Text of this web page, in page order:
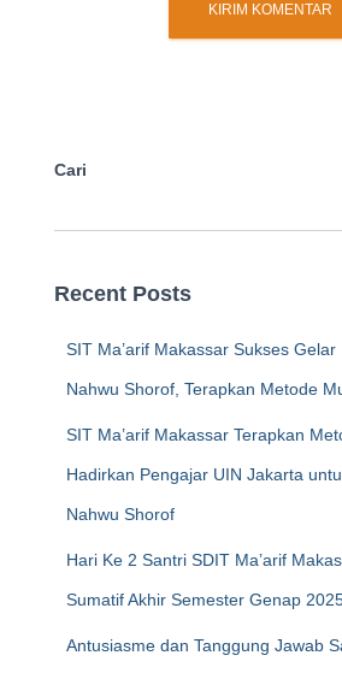
Cari
Recent Posts
SIT Ma’arif Makassar Sukses
Nahwu Shorof, Terapkan Metode
SIT Ma’arif Makassar Terapkan
Hadirkan Pengajar UIN Jakarta
Nahwu Shorof
Hari Ke 2 Santri SDIT Ma’arif
Sumatif Akhir Semester Genap
Antusiasme dan Tanggung Jawab